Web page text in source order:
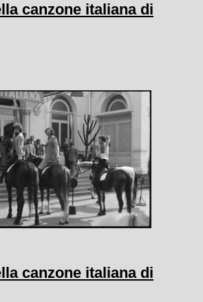
canzone italiana di
canzone italiana di